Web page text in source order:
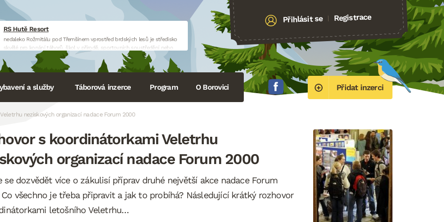
RS Hutě Resort
nedaleko Rožmitálu pod Třemšínem vprostřed brdských lesů je středisko
skvělé pro konání táborů, škol v přírodě, sportovních soustředění nebo
firemních akcí.
www.huteresort.cz
Přihlásit se | Registrace
Přidat inzerci
a služby Táborová inzerce Program O Borovici
neziskových organizací nadace Forum 2000
s koordinátorkami Veletrhu
organizací nadace Forum 2000
se dozvědět více o zákulisí příprav druhé největší akce nadace Forum
všechno je třeba připravit a jak to probíhá? Následující krátký rozhovor
letošního Veletrhu…